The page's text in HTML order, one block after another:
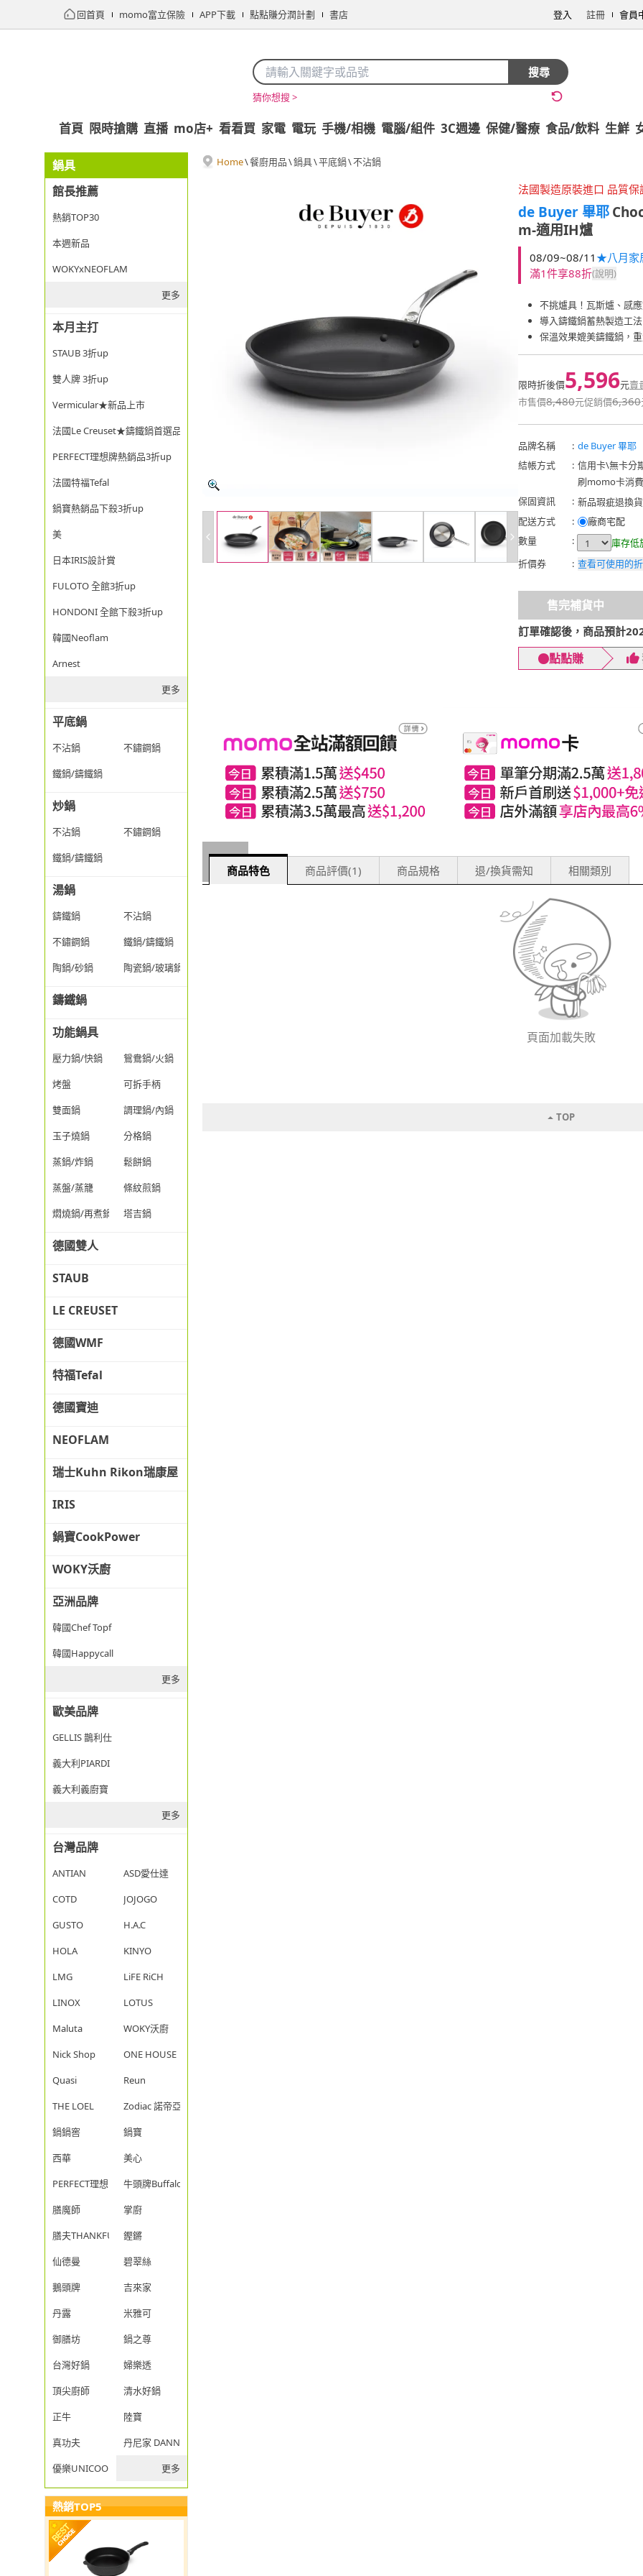
回首頁 momo富立保險 APP下載 點點賺分潤計劃 書店 登入 註冊 會員
搜尋
猜你想搜 >
首頁 限時搶購 直播 mo店+ 看看買 家電 電玩 手機/相機 電腦/組件 3C週邊 保健/醫療 食品/飲料 生鮮
鍋具
館長推薦
熱銷TOP30
本週新品
WOKYxNEOFLAM
更多
本月主打
STAUB 3折up
雙人牌 3折up
Vermicular★新品上市
法國Le Creuset★鑄鐵鍋首選品牌
PERFECT理想牌熱銷品3折up
法國特福Tefal
鍋寶熱銷品下殺3折up
美
日本IRIS設計賞
FULOTO 全館3折up
HONDONI 全館下殺3折up
韓國Neoflam
Arnest
更多
平底鍋
不沾鍋
不鏽鋼鍋
鐵鍋/鑄鐵鍋
炒鍋
不沾鍋
不鏽鋼鍋
鐵鍋/鑄鐵鍋
湯鍋
鑄鐵鍋
不沾鍋
不鏽鋼鍋
鐵鍋/鑄鐵鍋
陶鍋/砂鍋
陶瓷鍋/玻璃鍋/透明鍋
鑄鐵鍋
功能鍋具
壓力鍋/快鍋
鴛鴦鍋/火鍋
烤盤
可拆手柄
雙面鍋
調理鍋/內鍋
玉子燒鍋
分格鍋
蒸鍋/炸鍋
鬆餅鍋
蒸盤/蒸籠
條紋煎鍋
燜燒鍋/再煮鍋
塔吉鍋
德國雙人
STAUB
LE CREUSET
德國WMF
特福Tefal
德國寶迪
NEOFLAM
瑞士Kuhn Rikon瑞康屋
IRIS
鍋寶CookPower
WOKY沃廚
亞洲品牌
韓國Chef Topf
韓國Happycall
更多
歐美品牌
GELLIS 鵲利仕
義大利PIARDI
義大利義廚寶
更多
台灣品牌
ANTIAN
ASD愛仕達
COTD
JOJOGO
GUSTO
H.A.C
HOLA
KINYO
LMG
LiFE RiCH
LINOX
LOTUS
Maluta
WOKY沃廚
Nick Shop
ONE HOUSE
Quasi
Reun
THE LOEL
Zodiac 諾帝亞
鍋鍋窖
鍋寶
西華
美心
PERFECT理想
牛頭牌Buffalo
膳魔師
掌廚
膳夫THANKFUL
鏗鏘
仙德曼
碧翠絲
鵝頭牌
吉來家
丹露
米雅可
御膳坊
鍋之尊
台灣好鍋
婦樂透
頂尖廚師
清水好鍋
正牛
陸寶
真功夫
丹尼家 DANNY JIA
優樂UNICOOK
更多
熱銷TOP5
Home\餐廚用品\鍋具\平底鍋\不沾鍋
法國製造原裝進口 品質保
de Buyer 畢耶
m-適用IH爐
08/09~08/11 ★八月家
滿1件享88折(說明)
不挑爐具！瓦斯爐、感
導入鑄鐵鍋蓄熱製造工法
保溫效果媲美鑄鐵鍋，
限時折後價5,596元賣
市售價8,480元促銷價6,360
品牌名稱 : de Buyer 畢耶
結帳方式
: 信用卡\無卡分
刷momo卡消
保固資訊
: 新品瑕疵退換
試用。
配送方式 :
廠商宅配
數量
:
庫存低
折價券
: 查看可使用的
售完補貨中
訂單確認後，商品預計
點點賺
商品特色 商品評價(1) 商品規格 退/換貨需知 相關類別
頁面加載失敗
TOP